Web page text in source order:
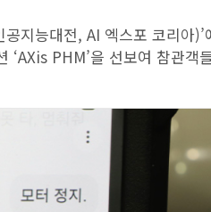
지능대전, AI 엑스포 코리아)’
PHM’을 선보여 참관객